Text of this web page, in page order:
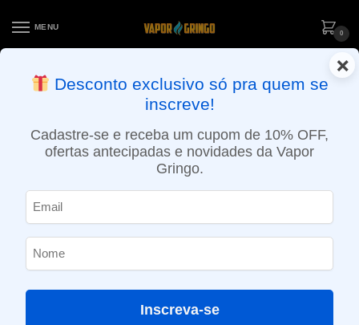
MENU
0
ENTREGA NO MESMO DIA EM SÃO PAULO (SEG A SEX): PEDIDOS
APROVADOS ATÉ 15:30 VIA MOTOBOY
×
Desconto exclusivo só pra quem se
inscreve!
Cadastre-se e receba um cupom de 10% OFF,
ofertas antecipadas e novidades da Vapor
Gringo.
Inscreva-se